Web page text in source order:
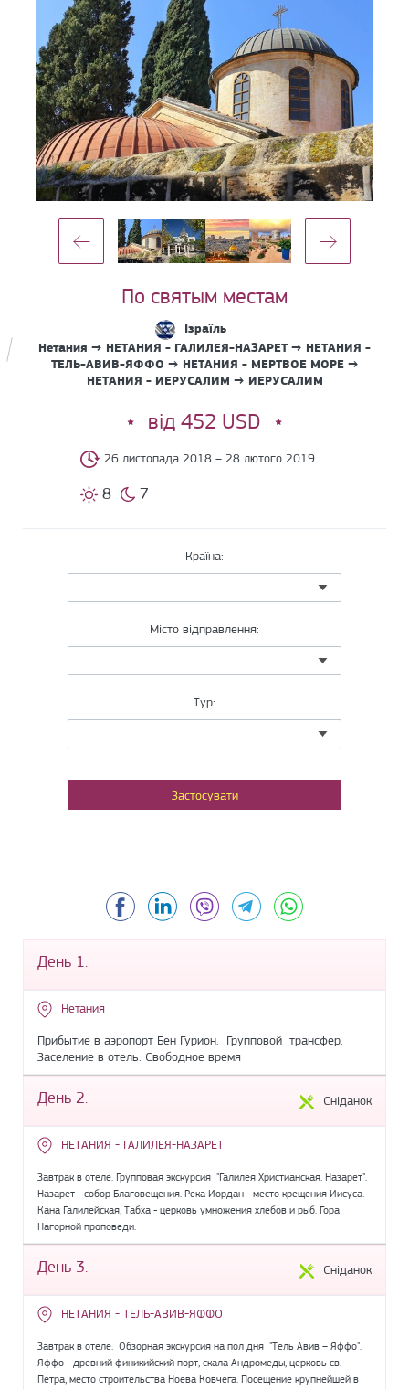
По святым местам
Ізраїль
Нетания → НЕТАНИЯ - ГАЛИЛЕЯ-НАЗАРЕТ → НЕТАНИЯ -
ТЕЛЬ-АВИВ-ЯФФО → НЕТАНИЯ - МЕРТВОЕ МОРЕ →
НЕТАНИЯ - ИЕРУСАЛИМ → ИЕРУСАЛИМ
від 452 USD
26 листопада 2018 – 28 лютого 2019
8 7
Країна:
Місто відправлення:
Тур:
Facebook LinkedIn Viber Telegram
День 1.
Нетания
Прибытие в аэропорт Бен Гурион. Групповой трансфер.
Заселение в отель. Свободное время
День 2. Сніданок
НЕТАНИЯ - ГАЛИЛЕЯ-НАЗАРЕТ
Завтрак в отеле. Групповая экскурсия "Галилея Христианская. Назарет".
Назарет - собор Благовещения. Река Иордан - место крещения Иисуса.
Кана Галилейская, Табха - церковь умножения хлебов и рыб. Гора
Нагорной проповеди.
День 3. Сніданок
НЕТАНИЯ - ТЕЛЬ-АВИВ-ЯФФО
Завтрак в отеле. Обзорная экскурсия на пол дня "Тель Авив – Яффо".
Яффо - древний финикийский порт, скала Андромеды, церковь св.
Петра, место строительства Ноева Ковчега. Посещение крупнейшей в